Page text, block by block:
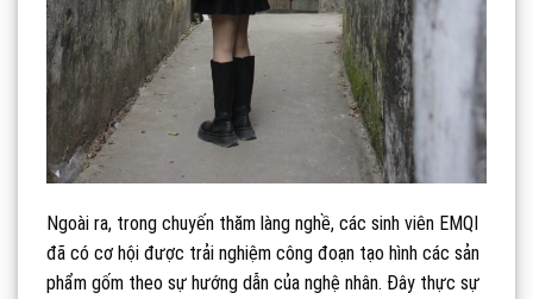
Ngoài ra, trong chuyến thăm làng nghề, các sinh viên EMQI
đã có cơ hội được trải nghiệm công đoạn tạo hình các sản
phẩm gốm theo sự hướng dẫn của nghệ nhân. Đây thực sự